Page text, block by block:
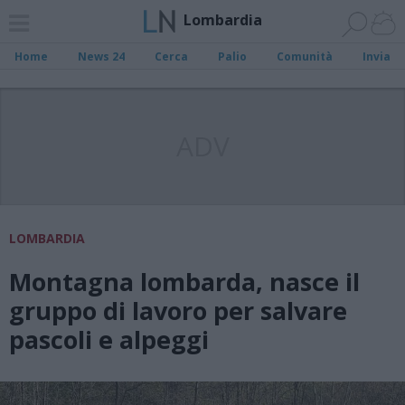
Lombardia
Home News 24 Cerca Palio Comunità Invia
LOMBARDIA
Montagna lombarda, nasce il
gruppo di lavoro per salvare
pascoli e alpeggi